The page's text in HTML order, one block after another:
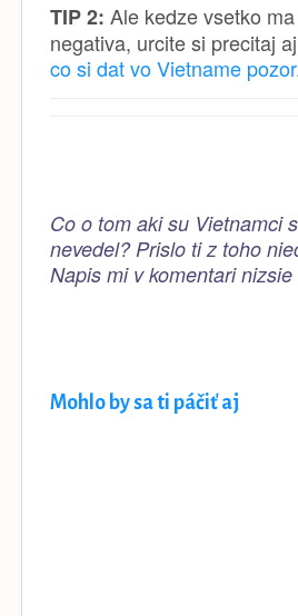
TIP 2: Ale kedze vsetko
negativa, urcite si precitaj
co si dat vo Vietname pozor
Co o tom aki su Vietnamci
nevedel? Prislo ti z toho
Napis mi v komentari nizsie
Mohlo by sa ti páčiť aj